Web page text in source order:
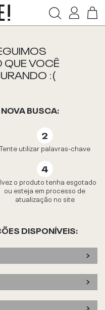
QUE VOCÊ
:(
NOVA BUSCA:
Tente utilizar palavras-chave
o produto tenha esgotado
ou esteja em processo de
atualização no site
DISPONÍVEIS: